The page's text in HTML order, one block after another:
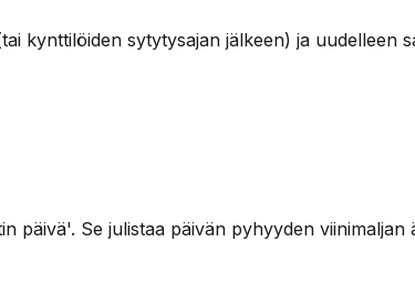
kynttilöiden sytytysajan jälkeen) ja
päivä'. Se julistaa päivän pyhyyden viinimaljan